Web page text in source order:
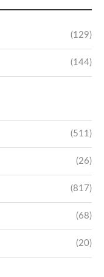
(129)
(144)
(511)
(26)
(817)
(68)
(20)